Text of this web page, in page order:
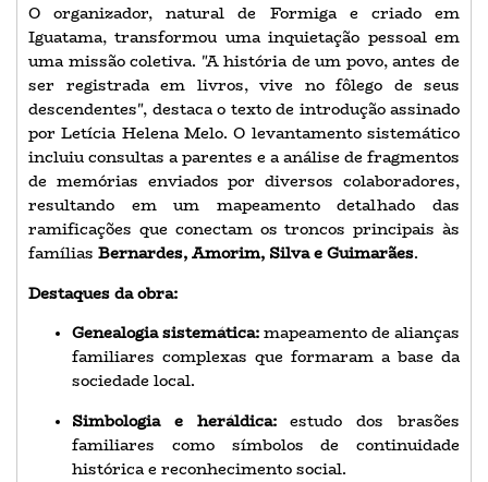
O organizador, natural de Formiga e criado em
Iguatama, transformou uma inquietação pessoal em
uma missão coletiva. "A história de um povo, antes de
ser registrada em livros, vive no fôlego de seus
descendentes", destaca o texto de introdução assinado
por Letícia Helena Melo. O levantamento sistemático
incluiu consultas a parentes e a análise de fragmentos
de memórias enviados por diversos colaboradores,
resultando em um mapeamento detalhado das
ramificações que conectam os troncos principais às
famílias Bernardes, Amorim, Silva e Guimarães.
Destaques da obra:
Genealogia sistemática:mapeamento de alianças
familiares complexas que formaram a base da
sociedade local.
Simbologia e heráldica:estudo dos brasões
familiares como símbolos de continuidade
histórica e reconhecimento social.